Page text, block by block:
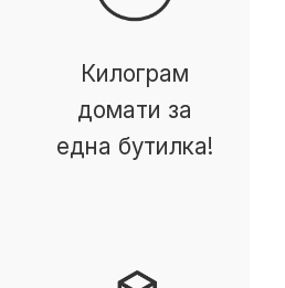
Килограм
домати за
една бутилка!